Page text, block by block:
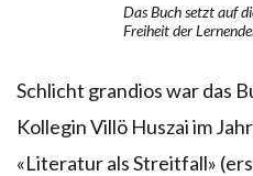
Das Buch setzt auf
Freiheit der
Schlicht grandios war das
Kollegin Villö Huszai im
«Literatur als Streitfall»